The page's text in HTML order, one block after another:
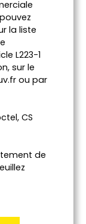
la liste
L223-1
sur le
ou par
CS
de